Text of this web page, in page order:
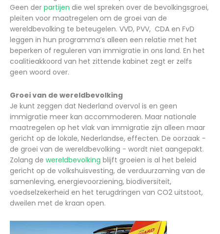
Geen der partijen die wel spreken over de bevolkingsgroei,
pleiten voor maatregelen om de groei van de
wereldbevolking te beteugelen. VVD, PVV, CDA en FvD
leggen in hun programma’s alleen een relatie met het
beperken of reguleren van immigratie in ons land. En het
coalitieakkoord van het zittende kabinet zegt er zelfs
geen woord over.
Groei van de wereldbevolking
Je kunt zeggen dat Nederland overvol is en geen
immigratie meer kan accommoderen. Maar nationale
maatregelen op het vlak van immigratie zijn alleen maar
gericht op de lokale, Nederlandse, effecten. De oorzaak -
de groei van de wereldbevolking - wordt niet aangepakt.
Zolang de wereldbevolking blijft groeien is al het beleid
gericht op de volkshuisvesting, de verduurzaming van de
samenleving, energievoorziening, biodiversiteit,
voedselzekerheid en het terugdringen van CO2 uitstoot,
dweilen met de kraan open.